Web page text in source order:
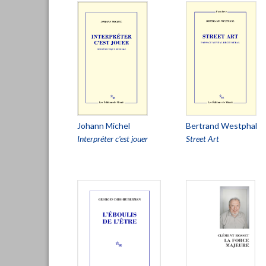
Johann Michel
Interpréter c'est jouer
Bertrand Westphal
Street Art